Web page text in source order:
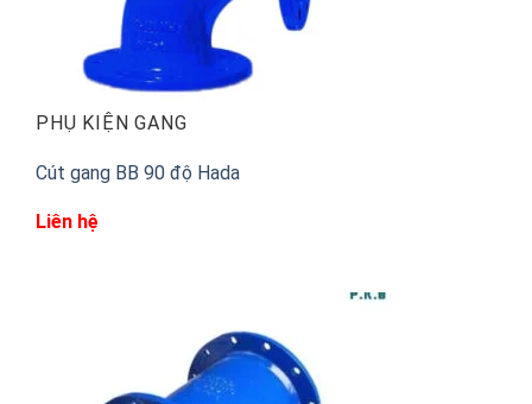
PHỤ KIỆN GANG
Cút gang BB 90 độ Hada
Liên hệ